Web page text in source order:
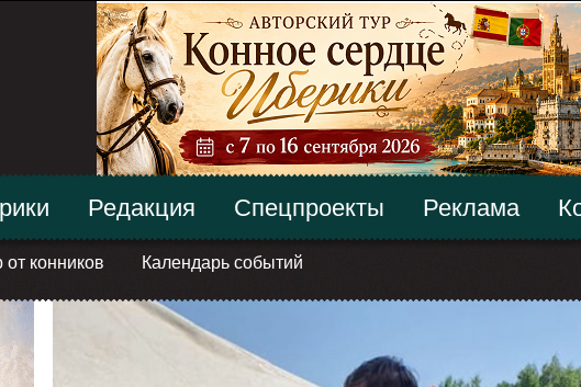
конников Календарь событий
Редакция Спецпроекты Реклама